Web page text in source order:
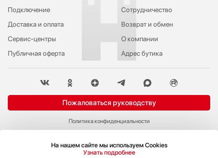
Подключение
Публичная оферта
Сервис-центры
Доставка и оплата
Сотрудничество
Возврат и обмен
О компании
Адрес бутика
Пожаловаться руководству
Политика конфиденциальности
На нашем сайте мы используем Cookies
Узнать подробнее